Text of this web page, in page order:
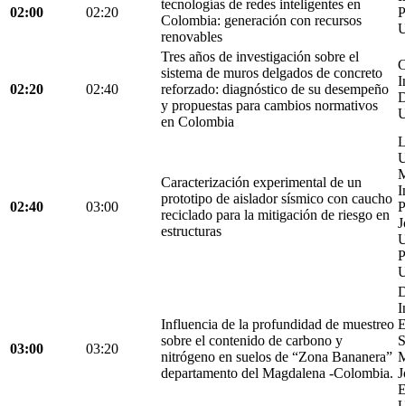
02:00 02:20
tecnologías de redes inteligentes en
Colombia: generación con recursos
renovables
02:20 02:40
Tres años de investigación sobre el
sistema de muros delgados de concreto
reforzado: diagnóstico de su desempeño
y propuestas para cambios normativos
en Colombia
02:40 03:00
Caracterización experimental de un
prototipo de aislador sísmico con caucho
reciclado para la mitigación de riesgo en
estructuras
03:00 03:20
Influencia de la profundidad de muestreo
sobre el contenido de carbono y
nitrógeno en suelos de “Zona Bananera”
departamento del Magdalena -Colombia.